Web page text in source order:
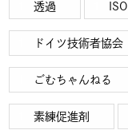
透過 ISO
ドイツ技術者協会
ごむちゃんねる
素練促進剤